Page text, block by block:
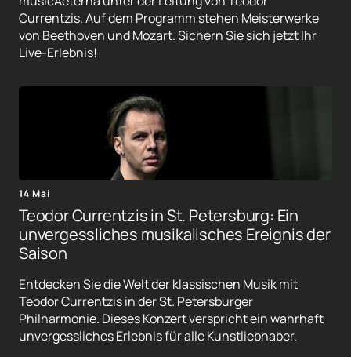
Currentzis. Auf dem Programm stehen Meisterwerke
von Beethoven und Mozart. Sichern Sie sich jetzt Ihr
Live-Erlebnis!
14 Mai
Teodor Currentzis in St. Petersburg: Ein
unvergessliches musikalisches Ereignis der
Saison
Entdecken Sie die Welt der klassischen Musik mit
Teodor Currentzis in der St. Petersburger
Philharmonie. Dieses Konzert verspricht ein wahrhaft
unvergessliches Erlebnis für alle Kunstliebhaber.